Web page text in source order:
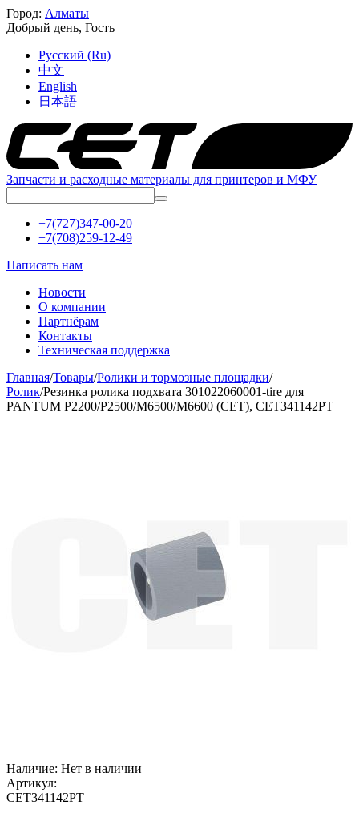
Город: Алматы
Добрый день, Гость
Русский (Ru)
中文
English
日本語
Запчасти и расходные материалы для принтеров и МФУ
+7(727)347-00-20
+7(708)259-12-49
Написать нам
Новости
О компании
Партнёрам
Контакты
Техническая поддержка
Главная/Товары/Ролики и тормозные площадки/
Ролик/Резинка ролика подхвата 301022060001-tire для
PANTUM P2200/P2500/M6500/M6600 (CET), CET341142PT
Наличие: Нет в наличии
Артикул:
CET341142PT